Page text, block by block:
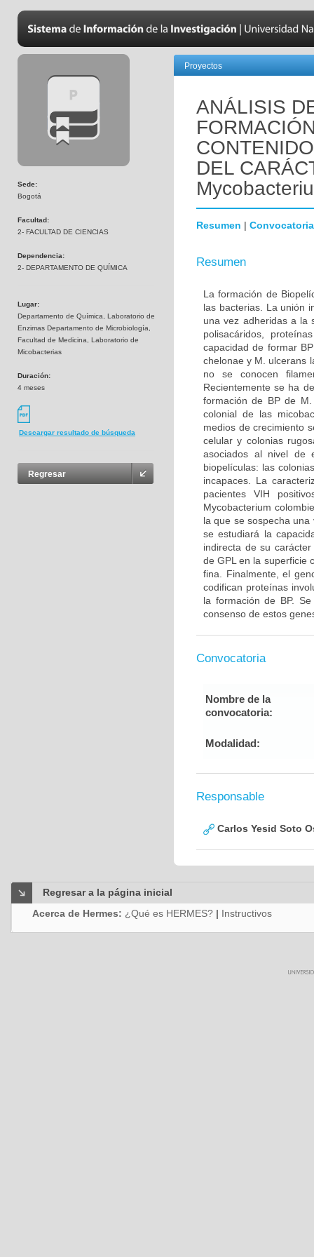
Sede:
Bogotá
Facultad:
2- FACULTAD DE CIENCIAS
Dependencia:
2- DEPARTAMENTO DE QUÍMICA
Lugar:
Departamento de Química, Laboratorio de
Enzimas Departamento de Microbiología,
Facultad de Medicina, Laboratorio de
Micobacterias
Duración:
4 meses
Descargar resultado de búsqueda
Regresar
Proyectos
ANÁLISIS
DEL
Resumen | Convocatoria
Resumen
La formación de
las bacterias. La unión
una vez adheridas a la
polisacáridos,
capacidad de formar
chelonae y M. ulcerans
no se conocen
Recientemente se ha
formación de BP de
colonial de las
medios de crecimiento
celular y colonias
asociados al nivel de
biopelículas: las
incapaces. La
pacientes VIH
Mycobacterium
la que se sospecha
se estudiará la
indirecta de su
de GPL en la superficie
fina. Finalmente, el
codifican proteínas
la formación de BP.
consenso de estos
Convocatoria
Nombre de la
convocatoria:
Modalidad:
Responsable
Carlos Yesid Soto
Regresar a la página inicial
Acerca de Hermes: ¿Qué es HERMES? | Instructivos